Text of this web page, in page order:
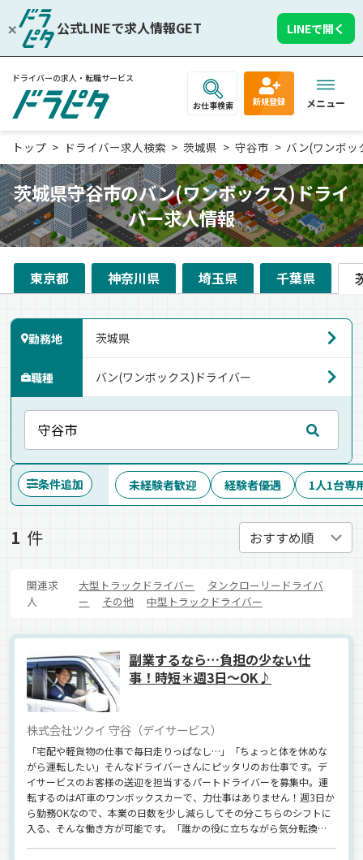
公式LINEで求人情報GET LINEで開く
ドライバーの求人・転職サービス
お仕事検索 新規登録 メニュー
トップ ドライバー求人検索 茨城県 守谷市 バン(ワンボッ
茨城県守谷市のバン(ワンボックス)ドライ
バー求人情報
東京都 神奈川県 埼玉県 千葉県
勤務地
職種
条件追加 未経験者歓迎 経験者優遇 1人1台専
1 件
関連求
人
大型トラックドライバー
タンクローリードライバ
ー
その他 中型トラックドライバー
副業するなら…負担の少ない仕
事！時短＊週3日～OK♪
株式会社ツクイ 守谷（デイサービス）
「宅配や軽貨物の仕事で毎日走りっぱなし…」「ちょっと体を休めな
がら運転したい」そんなドライバーさんにピッタリのお仕事です。デ
イサービスのお客様の送迎を担当するパートドライバーを募集中。運
転するのはAT車のワンボックスカーで、力仕事はありません！週3日か
ら勤務OKなので、本業の日数を少し減らしてその分こちらのシフトに
入る、そんな働き方が可能です。「誰かの役に立ちながら気分転換し